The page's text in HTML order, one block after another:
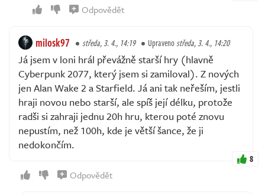
Odpovědět
milosk97 středa, 3. 4., 14:19 Upravenostředa, 3. 4., 14:20
Já jsem v loni hrál převážně starší hry (hlavně
Cyberpunk 2077, který jsem si zamiloval). Z nových
jen Alan Wake 2 a Starfield. Já ani tak neřeším, jestli
hraji novou nebo starší, ale spíš její délku, protože
radši si zahraji jednu 20h hru, kterou poté znovu
nepustím, než 100h, kde je větší šance, že ji
nedokončím.
8
Odpovědět